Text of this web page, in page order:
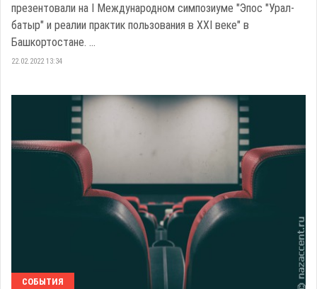
презентовали на I Международном симпозиуме "Эпос "Урал-
батыр" и реалии практик пользования в XXI веке" в
Башкортостане. ...
22.02.2022 13:34
СОБЫТИЯ